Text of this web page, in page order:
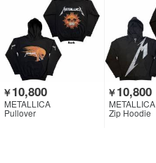
￥10,800
METALLICA
Pullover
￥10,800
METALLICA
Zip Hoodie